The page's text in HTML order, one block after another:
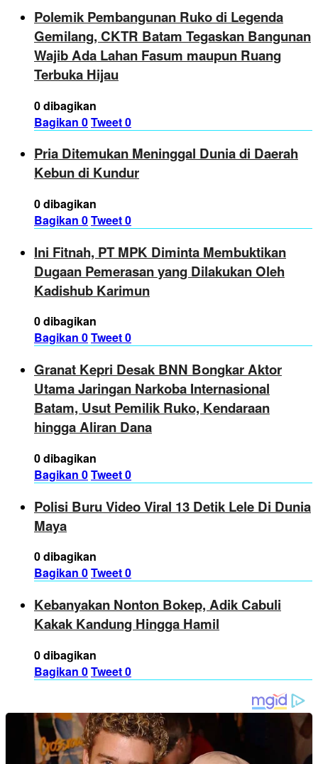
Polemik Pembangunan Ruko di Legenda
Gemilang, CKTR Batam Tegaskan Bangunan
Wajib Ada Lahan Fasum maupun Ruang
Terbuka Hijau
0 dibagikan
Bagikan 0Tweet0
Pria Ditemukan Meninggal Dunia di Daerah
Kebun di Kundur
0 dibagikan
Bagikan 0Tweet0
Ini Fitnah, PT MPK Diminta Membuktikan
Dugaan Pemerasan yang Dilakukan Oleh
Kadishub Karimun
0 dibagikan
Bagikan 0Tweet0
Granat Kepri Desak BNN Bongkar Aktor
Utama Jaringan Narkoba Internasional
Batam, Usut Pemilik Ruko, Kendaraan
hingga Aliran Dana
0 dibagikan
Bagikan 0Tweet0
Polisi Buru Video Viral 13 Detik Lele Di Dunia
Maya
0 dibagikan
Bagikan 0Tweet0
Kebanyakan Nonton Bokep, Adik Cabuli
Kakak Kandung Hingga Hamil
0 dibagikan
Bagikan 0Tweet0